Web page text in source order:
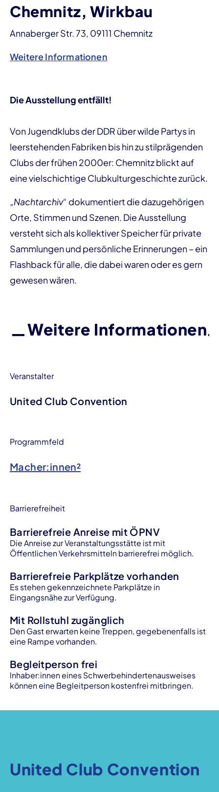
Chemnitz, Wirkbau
Annaberger Str. 73, 09111 Chemnitz
Weitere Informationen
Die Ausstellung entfällt!
Von Jugendklubs der DDR über wilde Partys in
leerstehenden Fabriken bis hin zu stilprägenden
Clubs der frühen 2000er: Chemnitz blickt auf
eine vielschichtige Clubkulturgeschichte zurück.
„Nachtarchiv“ dokumentiert die dazugehörigen
Orte, Stimmen und Szenen. Die Ausstellung
versteht sich als kollektiver Speicher für private
Sammlungen und persönliche Erinnerungen – ein
Flashback für alle, die dabei waren oder es gern
gewesen wären.
Weitere Informationen
Veranstalter
United Club Convention
Programmfeld
Macher:innen²
Barrierefreiheit
Barrierefreie Anreise mit ÖPNV
Die Anreise zur Veranstaltungsstätte ist mit
Öffentlichen Verkehrsmitteln barrierefrei möglich.
Barrierefreie Parkplätze vorhanden
Es stehen gekennzeichnete Parkplätze in
Eingangsnähe zur Verfügung.
Mit Rollstuhl zugänglich
Den Gast erwarten keine Treppen, gegebenenfalls ist
eine Rampe vorhanden.
Begleitperson frei
lnhaber:innen eines Schwerbehindertenausweises
können eine Begleitperson kostenfrei mitbringen.
United Club Convention